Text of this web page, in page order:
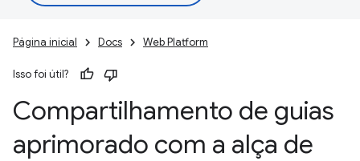
Página inicial Docs Web Platform
Isso foi útil?
Compartilhamento de guias
aprimorado com a alça de